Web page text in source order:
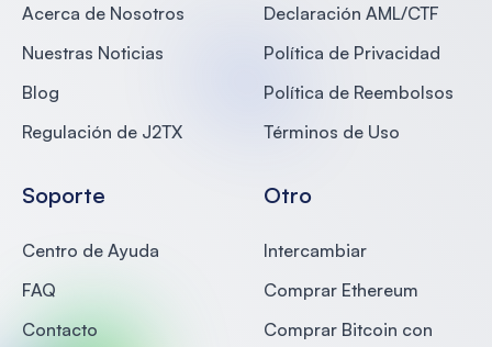
Acerca de Nosotros
Nuestras Noticias
Blog
Regulación de J2TX
Soporte
Centro de Ayuda
FAQ
Contacto
Declaración AML/CTF
Política de Privacidad
Política de Reembolsos
Términos de Uso
Otro
Intercambiar
Comprar Ethereum
Comprar Bitcoin con